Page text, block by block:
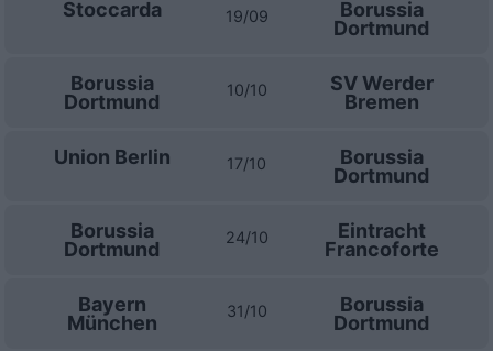
Stoccarda 19/09
Borussia
Dortmund
Borussia
Dortmund
10/10
SV Werder
Bremen
Union Berlin 17/10
Borussia
Dortmund
Borussia
Dortmund
24/10
Eintracht
Francoforte
Bayern
München
31/10
Borussia
Dortmund